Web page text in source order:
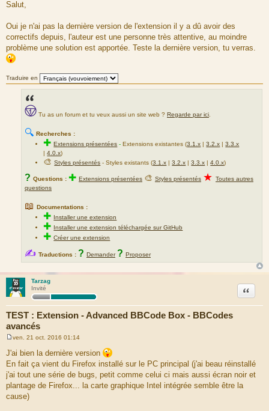
e
s
a
g
e
Salut,
Oui je n'ai pas la dernière version de l'extension il y a dû avoir des
correctifs depuis, l'auteur est une personne très attentive, au moindre
problème une solution est apportée. Teste la dernière version, tu verras.
Traduire en
Tu as un forum et tu veux aussi un site web ? Regarde par ici
🔍 Recherches :
✚Extensions présentées -Extensions existantes (3.1.x |3.2.x |3.3.x
|4.0.x)
🎨Styles présentés - Styles existants (3.1.x |3.2.x |3.3.x |4.0.x)
? Questions : ✚ Extensions présentées 🎨 Styles présentés ★ Toutes autres
questions
📖 Documentations :
✚ Installer une extension
✚ Installer une extension téléchargée sur GitHub
✚Créer une extension
✍ Traductions : ? Demander ? Proposer
Tarzag
Invité
TEST : Extension - Advanced BBCode Box - BBCodes
avancés
Citation
e
s
s
a
g
e
ven. 21 oct. 2016 01:14
J'ai bien la dernière version
En fait ça vient du Firefox installé sur le PC principal (j'ai beau réinstallé
j'ai tout une série de bugs, petit comme celui ci mais aussi écran noir et
plantage de Firefox... la carte graphique Intel intégrée semble être la
cause)